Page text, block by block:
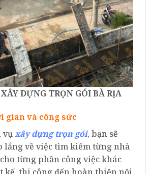
DỰNG TRỌN GÓI BÀ RỊA
gian và công sức
vụxây dựng trọn gói, bạn sẽ
lắng về việc tìm kiếm từng nhà
từng phần công việc khác